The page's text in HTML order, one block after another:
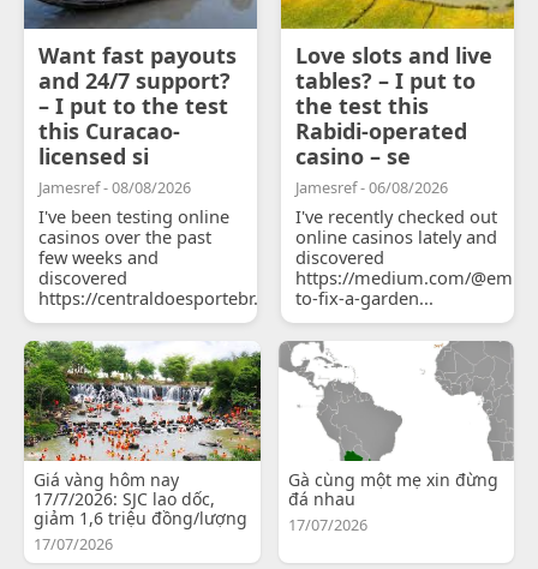
Want fast payouts
and 24/7 support?
– I put to the test
this Curacao-
licensed si
Jamesref - 08/08/2026
I've been testing online
casinos over the past
few weeks and
discovered
https://centraldoesportebr.substack.com/p/cucure...
Love slots and live
tables? – I put to
the test this
Rabidi-operated
casino – se
Jamesref - 06/08/2026
I've recently checked out
online casinos lately and
discovered
https://medium.com/
to-fix-a-garden...
Giá vàng hôm nay
17/7/2026: SJC lao dốc,
giảm 1,6 triệu đồng/lượng
17/07/2026
Gà cùng một mẹ xin đừng
đá nhau
17/07/2026